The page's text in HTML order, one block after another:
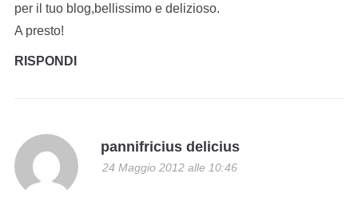
per il tuo blog,bellissimo e delizioso.
A presto!
RISPONDI
pannifricius delicius
24 Maggio 2012 alle 10:46